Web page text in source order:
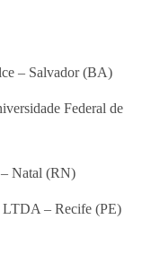
– Salvador (BA)
Federal de
Natal (RN)
LTDA – Recife (PE)